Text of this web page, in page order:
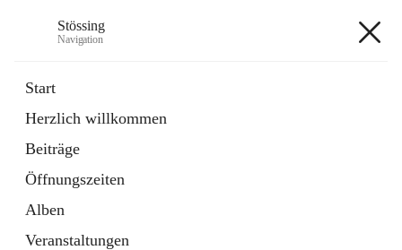
Stössing
Navigation
Start
Herzlich willkommen
Beiträge
Öffnungszeiten
Alben
Veranstaltungen
Datei
in
Tab
Kindergarten
öffnet
in
neuem
Tab